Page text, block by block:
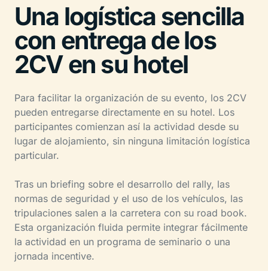
Una logística sencilla
con entrega de los
2CV en su hotel
Para facilitar la organización de su evento, los 2CV
pueden entregarse directamente en su hotel. Los
participantes comienzan así la actividad desde su
lugar de alojamiento, sin ninguna limitación logística
particular.
Tras un briefing sobre el desarrollo del rally, las
normas de seguridad y el uso de los vehículos, las
tripulaciones salen a la carretera con su road book.
Esta organización fluida permite integrar fácilmente
la actividad en un programa de seminario o una
jornada incentive.